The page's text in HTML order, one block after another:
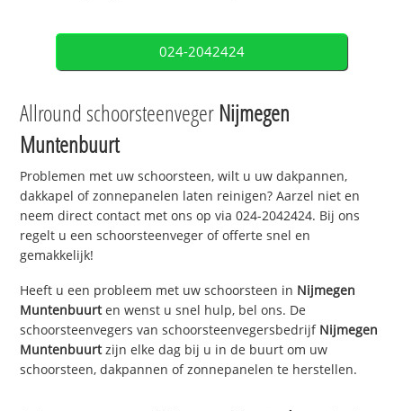
024-2042424
Allround schoorsteenveger Nijmegen
Muntenbuurt
Problemen met uw schoorsteen, wilt u uw dakpannen,
dakkapel of zonnepanelen laten reinigen? Aarzel niet en
neem direct contact met ons op via 024-2042424. Bij ons
regelt u een schoorsteenveger of offerte snel en
gemakkelijk!
Heeft u een probleem met uw schoorsteen in Nijmegen
Muntenbuurten wenst u snel hulp, bel ons. De
schoorsteenvegers van schoorsteenvegersbedrijf Nijmegen
Muntenbuurtzijn elke dag bij u in de buurt om uw
schoorsteen, dakpannen of zonnepanelen te herstellen.